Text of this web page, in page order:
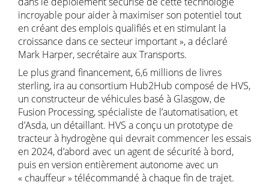
incroyable pour aider à maximiser son potentiel tout
en créant des emplois qualifiés et en stimulant la
croissance dans ce secteur important », a déclaré
Mark Harper, secrétaire aux Transports.
Le plus grand financement, 6,6 millions de livres
sterling, ira au consortium Hub2Hub composé de HVS,
un constructeur de véhicules basé à Glasgow, de
Fusion Processing, spécialiste de l’automatisation, et
d’Asda, un détaillant. HVS a conçu un prototype de
tracteur à hydrogène qui devrait commencer les essais
en 2024, d’abord avec un agent de sécurité à bord,
puis en version entièrement autonome avec un
« chauffeur » télécommandé à chaque fin de trajet.